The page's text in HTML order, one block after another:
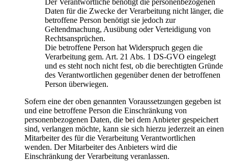
Der Verantwortliche benötigt die personenbezogenen
Daten für die Zwecke der Verarbeitung nicht länger, die
betroffene Person benötigt sie jedoch zur
Geltendmachung, Ausübung oder Verteidigung von
Rechtsansprüchen.
Die betroffene Person hat Widerspruch gegen die
Verarbeitung gem. Art. 21 Abs. 1 DS-GVO eingelegt
und es steht noch nicht fest, ob die berechtigten Gründe
des Verantwortlichen gegenüber denen der betroffenen
Person überwiegen.
Sofern eine der oben genannten Voraussetzungen gegeben ist
und eine betroffene Person die Einschränkung von
personenbezogenen Daten, die bei dem Anbieter gespeichert
sind, verlangen möchte, kann sie sich hierzu jederzeit an einen
Mitarbeiter des für die Verarbeitung Verantwortlichen
wenden. Der Mitarbeiter des Anbieters wird die
Einschränkung der Verarbeitung veranlassen.